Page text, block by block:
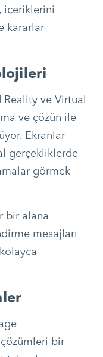
içeriklerini
kararlar
ve Virtual
ve çözün ile
Ekranlar
gerçekliklerde
görmek
bir alana
mesajları
çözümleri bir